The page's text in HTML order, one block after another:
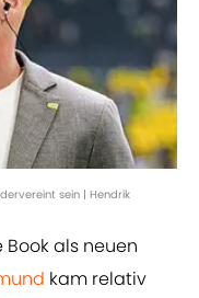
sein | Hendrik
als neuen
kam relativ